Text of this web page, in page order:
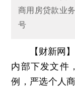
商用房贷款业
号
【财新网
内部下发文件
例，严选个人